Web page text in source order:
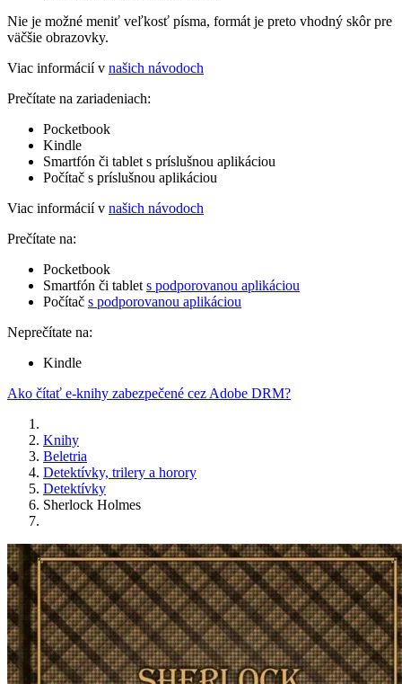
Nie je možné meniť veľkosť písma, formát je preto vhodný skôr pre
väčšie obrazovky.
Viac informácií v našich návodoch
Prečítate na zariadeniach:
Pocketbook
Kindle
Smartfón či tablet s príslušnou aplikáciou
Počítač s príslušnou aplikáciou
Viac informácií v našich návodoch
Prečítate na:
Pocketbook
Smartfón či tablet s podporovanou aplikáciou
Počítač s podporovanou aplikáciou
Neprečítate na:
Kindle
Ako čítať e-knihy zabezpečené cez Adobe DRM?
Knihy
Beletria
Detektívky, trilery a horory
Detektívky
Sherlock Holmes